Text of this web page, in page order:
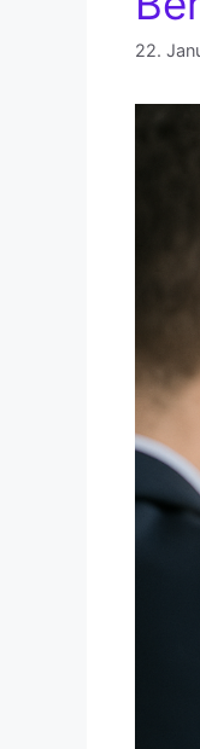
22.